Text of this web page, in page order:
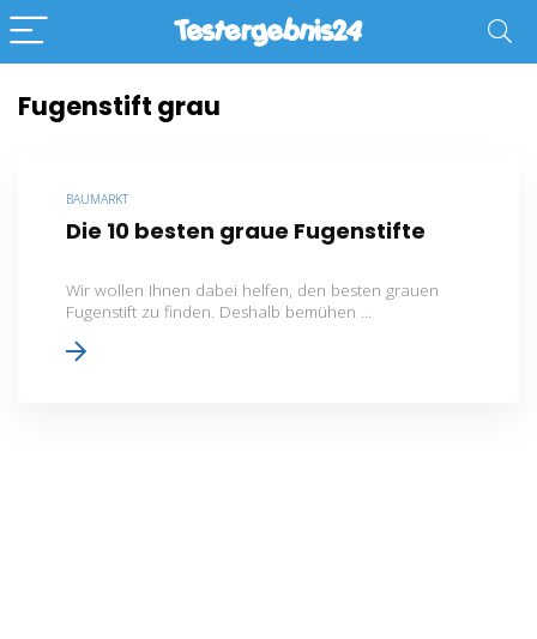
Fugenstift grau
BAUMARKT
Die 10 besten graue Fugenstifte
Wir wollen Ihnen dabei helfen, den besten grauen
Fugenstift zu finden. Deshalb bemühen ...